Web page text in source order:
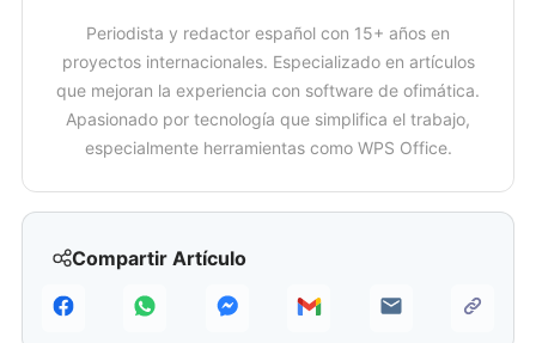
Compartir Artículo
Periodista y redactor español con 15+ años en
proyectos internacionales. Especializado en artículos
que mejoran la experiencia con software de ofimática.
Apasionado por tecnología que simplifica el trabajo,
especialmente herramientas como WPS Office.